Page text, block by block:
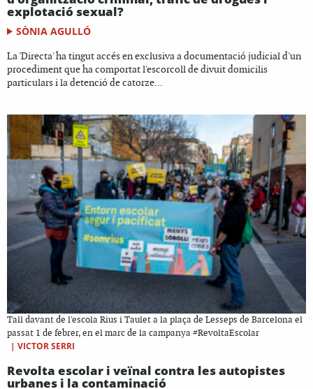
explotació sexual?
SÒNIA AGULLÓ
La 'Directa' ha tingut accés en exclusiva a documentació judicial d'un
procediment que ha comportat l'escorcoll de divuit domicilis
particulars i la detenció de catorze...
Tall davant de l'escola Rius i Taulet a la plaça de Lesseps de Barcelona el
passat 1 de febrer, en el marc de la campanya #RevoltaEscolar
| VICTOR SERRI
Revolta escolar i veïnal contra les autopistes
urbanes i la contaminació